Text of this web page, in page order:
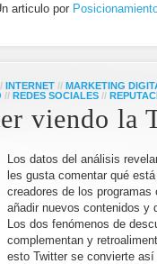
articulo por
INTERNET // MARKETING
// REDES SOCIALES //
viendo la
Los datos del análisis
les gusta comentar qué
creadores de los
añadir nuevos contenidos y
Los dos fenómenos de
complementan y
esto Twitter se convierte así